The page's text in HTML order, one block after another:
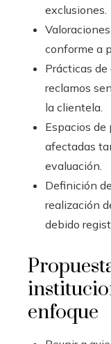
exclusiones.
conforme a
Prácticas
reclamos
la clientela.
Espacios
afectadas
evaluación.
Definición
realización
debido
enfoque